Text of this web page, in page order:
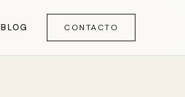
BLOG CONTACTO